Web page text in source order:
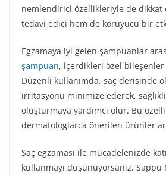
nemlendirici özellikleriyle de dikkat
tedavi edici hem de koruyucu bir
Egzamaya iyi gelen şampuanlar
şampuan, içerdikleri özel bileşenler
Düzenli kullanımda, saç derisinde
irritasyonu minimize ederek,
oluşturmaya yardımcı olur. Bu
dermatologlarca önerilen ürünler
Saç egzaması ile mücadelenizde
kullanmayı düşünüyorsanız, Sappu